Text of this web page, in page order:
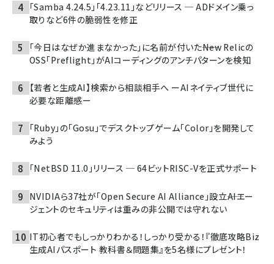
「Samba 4.24.5」「4.23.11」などリリース ─ ADドメイン乗っ
取りなど6件の脆弱性を修正
「今日はなぜか進まなかった」に名前が付いた――New Relicの
OSS「Preflight」がAIコーディングのアンチパターンを検知
【若者と生成AI】検索から相談相手へ ーAIネイティブ世代に
必要な距離感ー
「Ruby」の「Gosu」でデスクトップゲーム「Color」を開発して
みよう
「NetBSD 11.0」リリース ─ 64ビットRISC-Vを正式サポート
NVIDIAら37社が「Open Secure AI Alliance」設立――AIエー
ジェントのセキュリティは重みの非公開では守れない
IT初心者でもしっかりわかる！しっかり受かる！『徹底攻略Biz
生成AIパスポート 教科書＆問題集』を5名様にプレゼント！